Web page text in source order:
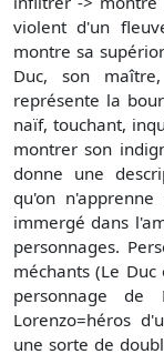
violent d'un
montre sa
Duc, son
représente la
naïf, touchant,
montrer son
donne une
qu'on
immergé dans
personnages.
méchants (Le
personnage de
Lorenzo=héros
une sorte de